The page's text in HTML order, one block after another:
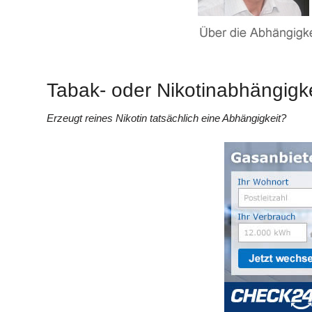
Tabak- oder
Erzeugt reines Nikotin tatsächlich eine Abhängigkeit?